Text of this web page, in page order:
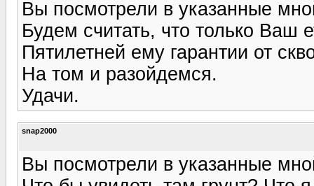
Вы посмотрели в указанные
Будем считать, что только Ваш
Пятилетней ему гарантии от
На том и разойдемся.
Удачи.
snap2000
Вы посмотрели в указанные